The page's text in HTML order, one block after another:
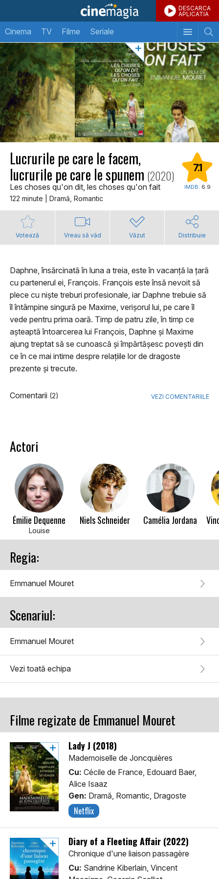
DESCARCA
APLICATIA
Cinema TV Filme Seriale
Lucrurile pe care le facem,
lucrurile pe care le spunem (2020)
Les choses qu'on dit, les choses qu'on fait
122 minute | Dramă, Romantic
7.1
IMDB: 6.9
Votează Vreau să văd Văzut Distribuie
Daphne, însărcinată în luna a treia, este în vacanță la țară
cu partenerul ei, François. François este însă nevoit să
plece cu niște treburi profesionale, iar Daphne trebuie să
îl întâmpine singură pe Maxime, verișorul lui, pe care îl
vede pentru prima oară. Timp de patru zile, în timp ce
așteaptă întoarcerea lui François, Daphne și Maxime
ajung treptat să se cunoască și împărtășesc povești din
ce în ce mai intime despre relațiile lor de dragoste
prezente și trecute.
Comentarii (2) VEZI COMENTARIILE
Actori
Émilie Dequenne
Louise
Niels Schneider Camélia Jordana
Regia:
Emmanuel Mouret
Scenariul:
Emmanuel Mouret
Vezi toată echipa
Filme regizate de Emmanuel Mouret
Lady J (2018)
Mademoiselle de Joncquières
Cu: Cécile de France, Edouard Baer,
Alice Isaaz
Gen: Dramă, Romantic, Dragoste
Netflix
Diary of a Fleeting Affair (2022)
Chronique d'une liaison passagère
Cu: Sandrine Kiberlain, Vincent